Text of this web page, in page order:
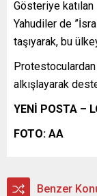
Gösteriye
Yahudiler de
taşıyarak, bu
Protestoculardan
alkışlayarak
YENİ POSTA –
FOTO: AA
Benzer